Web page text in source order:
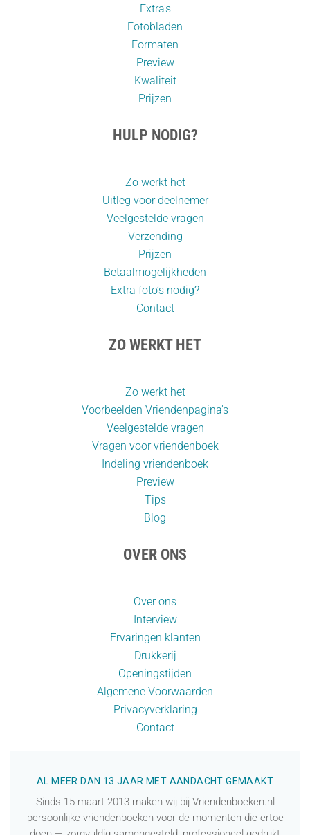
Extra's
Fotobladen
Formaten
Preview
Kwaliteit
Prijzen
HULP NODIG?
Zo werkt het
Uitleg voor deelnemer
Veelgestelde vragen
Verzending
Prijzen
Betaalmogelijkheden
Extra foto’s nodig?
Contact
ZO WERKT HET
Zo werkt het
Voorbeelden Vriendenpagina's
Veelgestelde vragen
Vragen voor vriendenboek
Indeling vriendenboek
Preview
Tips
Blog
OVER ONS
Over ons
Interview
Ervaringen klanten
Drukkerij
Openingstijden
Algemene Voorwaarden
Privacyverklaring
Contact
AL MEER DAN 13 JAAR MET AANDACHT GEMAAKT
Sinds 15 maart 2013 maken wij bij Vriendenboeken.nl
persoonlijke vriendenboeken voor de momenten die ertoe